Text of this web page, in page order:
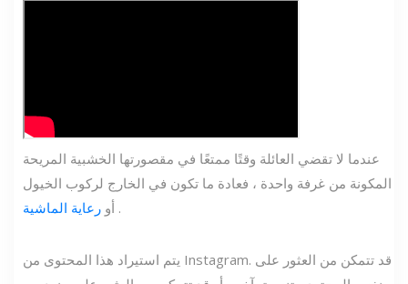
عندما لا تقضي العائلة وقتًا ممتعًا في مقصورتها الخشبية المريحة
المكونة من غرفة واحدة ، فعادة ما تكون في الخارج لركوب الخيول
أو رعاية الماشية .
يتم استيراد هذا المحتوى من Instagram. قد تتمكن من العثور على